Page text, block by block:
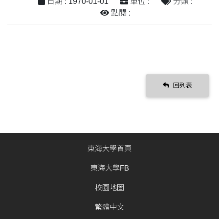
點閱 :
回列表
東海大學首頁
東海大學FB
校園地圖
繁體中文